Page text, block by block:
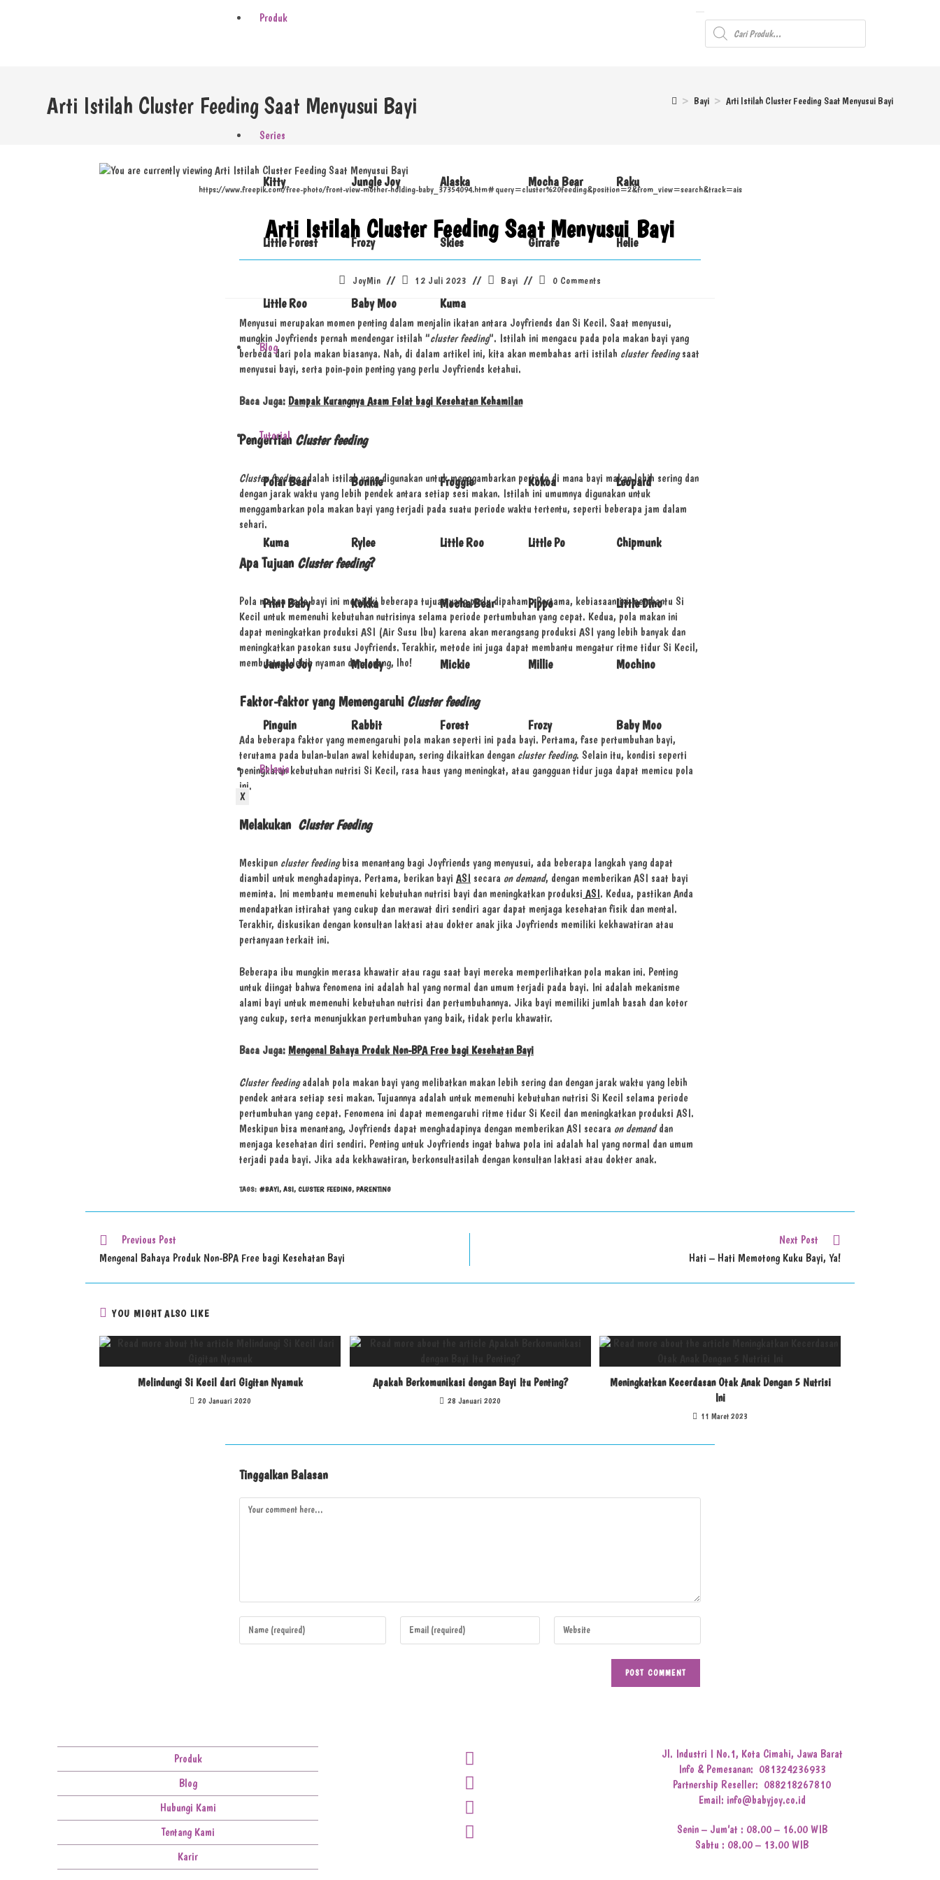
Produk
Series
Kitty Jungle Joy Alaska Mocha Bear Raku
Little Forest Frozy Skies Girrafe Helie
Little Roo Baby Moo Kuma
Blog
Tutorial
Polar Bear Bonnie Froggie Kokoa Leopard
Kuma Rylee Little Roo Little Po Chipmunk
Print Baby Kokka Mocha Bear Pippo Little Dino
Jungle Joy Melody Mickie Millie Mochino
Pinguin Rabbit Forest Frozy Baby Moo
Belanja
X
Arti Istilah Cluster Feeding Saat Menyusui Bayi > Bayi > Arti Istilah Cluster Feeding Saat Menyusui Bayi
https://www.freepik.com/free-photo/front-view-mother-holding-baby_37354094.htm#query=cluster%20feeding&position=2&from_view=search&track=ais
Arti Istilah Cluster Feeding Saat Menyusui Bayi
JoyMin 12 Juli 2023 Bayi 0 Comments
Menyusui merupakan momen penting dalam menjalin ikatan antara Joyfriends dan Si Kecil. Saat menyusui,
mungkin Joyfriends pernah mendengar istilah “cluster feeding“. Istilah ini mengacu pada pola makan bayi yang
berbeda dari pola makan biasanya. Nah, di dalam artikel ini, kita akan membahas arti istilah cluster feedingsaat
menyusui bayi, serta poin-poin penting yang perlu Joyfriends ketahui.
Baca Juga: Dampak Kurangnya Asam Folat bagi Kesehatan Kehamilan
Pengertian Cluster feeding
Cluster feedingadalah istilah yang digunakan untuk menggambarkan periode di mana bayi makan lebih sering dan
dengan jarak waktu yang lebih pendek antara setiap sesi makan. Istilah ini umumnya digunakan untuk
menggambarkan pola makan bayi yang terjadi pada suatu periode waktu tertentu, seperti beberapa jam dalam
sehari.
Apa Tujuan Cluster feeding?
Pola makan pada bayi ini memiliki beberapa tujuan yang perlu dipahami. Pertama, kebiasaan ini membantu Si
Kecil untuk memenuhi kebutuhan nutrisinya selama periode pertumbuhan yang cepat. Kedua, pola makan ini
dapat meningkatkan produksi ASI (Air Susu Ibu) karena akan merangsang produksi ASI yang lebih banyak dan
meningkatkan pasokan susu Joyfriends. Terakhir, metode ini juga dapat membantu mengatur ritme tidur Si Kecil,
membuatnya lebih nyaman dan tenang, lho!
Faktor-faktor yang Memengaruhi Cluster feeding
Ada beberapa faktor yang memengaruhi pola makan seperti ini pada bayi. Pertama, fase pertumbuhan bayi,
terutama pada bulan-bulan awal kehidupan, sering dikaitkan dengan cluster feeding. Selain itu, kondisi seperti
peningkatan kebutuhan nutrisi Si Kecil, rasa haus yang meningkat, atau gangguan tidur juga dapat memicu pola
ini.
Melakukan Cluster Feeding
Meskipun cluster feedingbisa menantang bagi Joyfriends yang menyusui, ada beberapa langkah yang dapat
diambil untuk menghadapinya. Pertama, berikan bayi ASI secara on demand, dengan memberikan ASI saat bayi
meminta. Ini membantu memenuhi kebutuhan nutrisi bayi dan meningkatkan produksi ASI. Kedua, pastikan Anda
mendapatkan istirahat yang cukup dan merawat diri sendiri agar dapat menjaga kesehatan fisik dan mental.
Terakhir, diskusikan dengan konsultan laktasi atau dokter anak jika Joyfriends memiliki kekhawatiran atau
pertanyaan terkait ini.
Beberapa ibu mungkin merasa khawatir atau ragu saat bayi mereka memperlihatkan pola makan ini. Penting
untuk diingat bahwa fenomena ini adalah hal yang normal dan umum terjadi pada bayi. Ini adalah mekanisme
alami bayi untuk memenuhi kebutuhan nutrisi dan pertumbuhannya. Jika bayi memiliki jumlah basah dan kotor
yang cukup, serta menunjukkan pertumbuhan yang baik, tidak perlu khawatir.
Baca Juga: Mengenal Bahaya Produk Non-BPA Free bagi Kesehatan Bayi
Cluster feedingadalah pola makan bayi yang melibatkan makan lebih sering dan dengan jarak waktu yang lebih
pendek antara setiap sesi makan. Tujuannya adalah untuk memenuhi kebutuhan nutrisi Si Kecil selama periode
pertumbuhan yang cepat. Fenomena ini dapat memengaruhi ritme tidur Si Kecil dan meningkatkan produksi ASI.
Meskipun bisa menantang, Joyfriends dapat menghadapinya dengan memberikan ASI secara on demanddan
menjaga kesehatan diri sendiri. Penting untuk Joyfriends ingat bahwa pola ini adalah hal yang normal dan umum
terjadi pada bayi. Jika ada kekhawatiran, berkonsultasilah dengan konsultan laktasi atau dokter anak.
TAGS: #BAYI, ASI, CLUSTER FEEDING, PARENTING
Previous Post
Mengenal Bahaya Produk Non-BPA Free bagi Kesehatan Bayi
Next Post
Hati – Hati Memotong Kuku Bayi, Ya!
YOU MIGHT ALSO LIKE
Melindungi Si Kecil dari Gigitan Nyamuk
20 Januari 2020
Apakah Berkomunikasi dengan Bayi Itu Penting?
28 Januari 2020
Meningkatkan Kecerdasan Otak Anak Dengan 5 Nutrisi
Ini
11 Maret 2023
Tinggalkan Balasan
Produk
Blog
Hubungi Kami
Tentang Kami
Karir
Jl. Industri I No.1, Kota Cimahi, Jawa Barat
Info & Pemesanan: 081324236933
Partnership Reseller: 088218267810
Email: info@babyjoy.co.id
Senin – Jum’at : 08.00 – 16.00 WIB
Sabtu : 08.00 – 13.00 WIB